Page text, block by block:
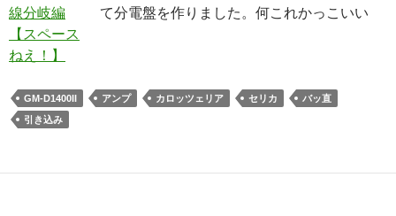
て分電盤を作りました。何これかっこいい
GM-D1400II アンプ カロッツェリア セリカ
バッ直
引き込み